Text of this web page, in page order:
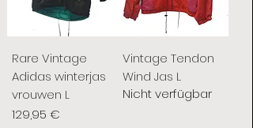
Rare Vintage
Adidas winterjas
vrouwen L
Preis
129,95 €
Vintage Tendon
Wind Jas L
Nicht verfügbar